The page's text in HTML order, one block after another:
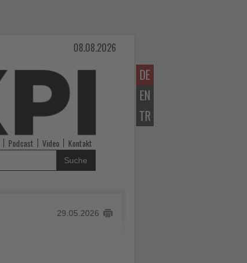
DE
EN
TR
08.08.2026
Podcast Video Kontakt
Suche
29.05.2026